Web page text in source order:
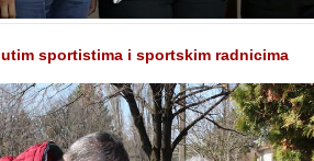
sportistima i sportskim radnicima